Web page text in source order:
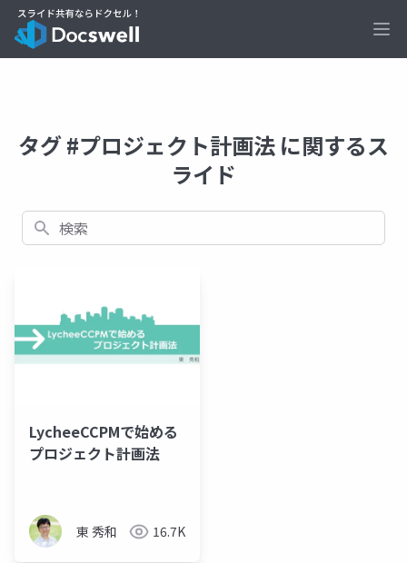
タグ #プロジェクト計画法 に関するス
ライド
検索
LycheeCCPMで始める
プロジェクト計画法
東 秀和 16.7K